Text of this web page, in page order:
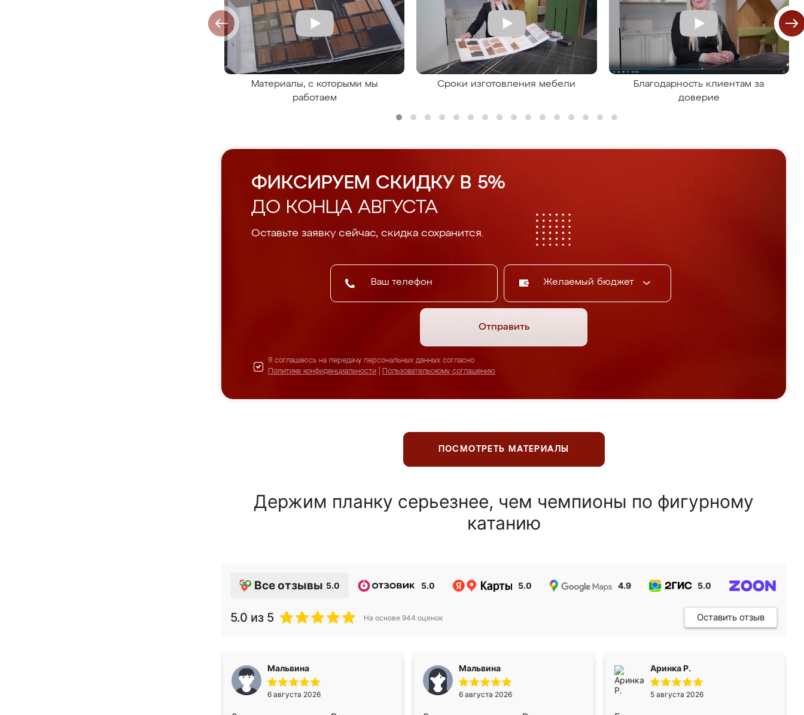
Материалы, с которыми мы
работаем
Сроки изготовления мебели
Благодарность клиентам за
доверие
ФИКСИРУЕМ СКИДКУ В 5%
ДО КОНЦА АВГУСТА
Оставьте заявку сейчас, скидка сохранится.
Желаемый бюджет
Отправить
Я соглашаюсь на передачу персональных данных согласно
Политике конфиденциальности
Пользовательскому соглашению
ПОСМОТРЕТЬ МАТЕРИАЛЫ
Держим планку серьезнее, чем чемпионы по фигурному
катанию
Все отзывы 5.0 5.0 5.0 4.9 5.0
5.0 из 5 На основе 944 оценок Оставить отзыв
Мальвина
6 августа 2026
Мальвина
6 августа 2026
Аринка Р.
5 августа 2026